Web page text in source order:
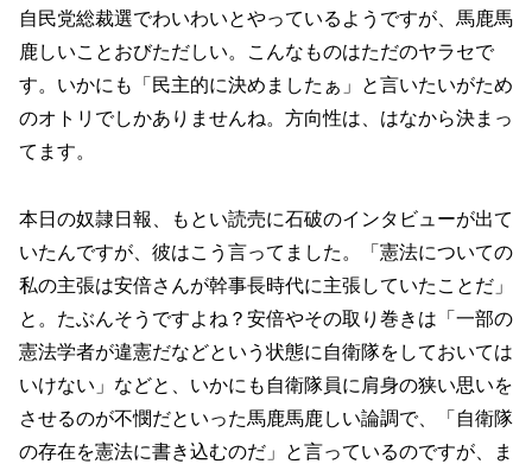
自民党総裁選でわいわいとやっているようですが、馬鹿馬
鹿しいことおびただしい。こんなものはただのヤラセで
す。いかにも「民主的に決めましたぁ」と言いたいがため
のオトリでしかありませんね。方向性は、はなから決まっ
てます。
本日の奴隷日報、もとい読売に石破のインタビューが出て
いたんですが、彼はこう言ってました。「憲法についての
私の主張は安倍さんが幹事長時代に主張していたことだ」
と。たぶんそうですよね？安倍やその取り巻きは「一部の
憲法学者が違憲だなどという状態に自衛隊をしておいては
いけない」などと、いかにも自衛隊員に肩身の狭い思いを
させるのが不憫だといった馬鹿馬鹿しい論調で、「自衛隊
の存在を憲法に書き込むのだ」と言っているのですが、ま